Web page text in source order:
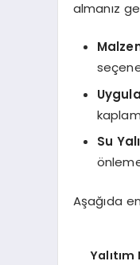
almanız
Su
Aşağıda